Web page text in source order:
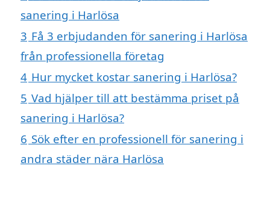
sanering i Harlösa
3 Få 3 erbjudanden för sanering i Harlösa
från professionella företag
4 Hur mycket kostar sanering i Harlösa?
5 Vad hjälper till att bestämma priset på
sanering i Harlösa?
6 Sök efter en professionell för sanering i
andra städer nära Harlösa